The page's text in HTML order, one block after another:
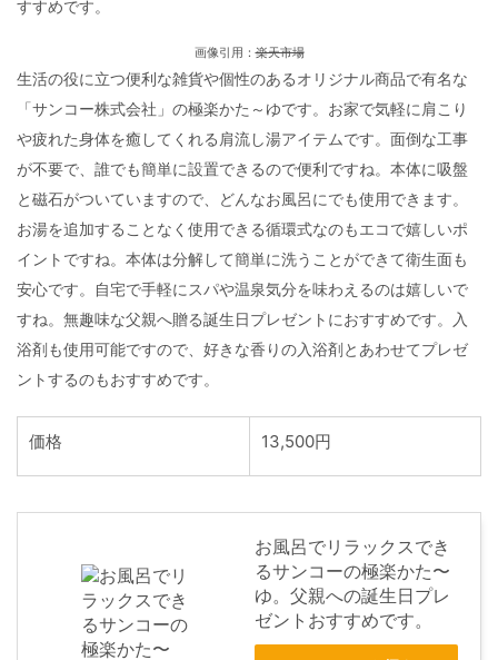
画像引用：楽天市場
生活の役に立つ便利な雑貨や個性のあるオリジナル商品で有名な
「サンコー株式会社」の極楽かた～ゆです。お家で気軽に肩こり
や疲れた身体を癒してくれる肩流し湯アイテムです。面倒な工事
が不要で、誰でも簡単に設置できるので便利ですね。本体に吸盤
と磁石がついていますので、どんなお風呂にでも使用できます。
お湯を追加することなく使用できる循環式なのもエコで嬉しいポ
イントですね。本体は分解して簡単に洗うことができて衛生面も
安心です。自宅で手軽にスパや温泉気分を味わえるのは嬉しいで
すね。無趣味な父親へ贈る誕生日プレゼントにおすすめです。入
浴剤も使用可能ですので、好きな香りの入浴剤とあわせてプレゼ
ントするのもおすすめです。
価格 13,500円
お風呂でリラックスでき
るサンコーの極楽かた〜
ゆ。父親への誕生日プレ
ゼントおすすめです。